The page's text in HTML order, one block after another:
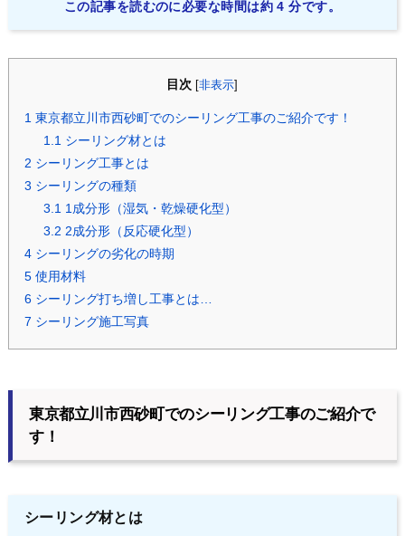
この記事を読むのに必要な時間は約 4 分です。
目次 [非表示
1東京都立川市西砂町でのシーリング工事のご紹介です！
1.1シーリング材とは
2 シーリング工事とは
3 シーリングの種類
3.11成分形（湿気・乾燥硬化型）
3.2 2成分形（反応硬化型）
4シーリングの劣化の時期
5使用材料
6シーリング打ち増し工事とは…
7 シーリング施工写真
東京都立川市西砂町でのシーリング工事のご紹介で
す！
シーリング材とは